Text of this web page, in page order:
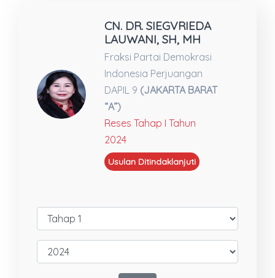
CN. DR. SIEGVRIEDA
LAUWANI, SH, MH
Fraksi Partai Demokrasi
Indonesia Perjuangan
DAPIL 9 (JAKARTA BARAT
“A”)
Reses Tahap I Tahun
2024
Usulan Ditindaklanjuti